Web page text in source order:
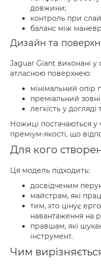
довжини;
контроль при
баланс між
Дизайн та
Jaguar Giant виконані у
атласною поверхнею:
мінімальний опір
преміальний
легкість у
Ножиці постачаються у
преміум-якості, що
Для кого
Ця модель підходить:
досвідченим
майстрам, які
тим, хто цінує
навантаження на
правшам, які
інструмент.
Чим